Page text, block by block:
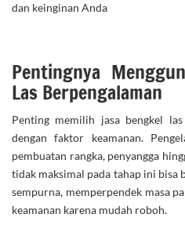
dan keinginan Anda
Pentingnya
Las Berpengalaman
Penting memilih jasa bengkel
dengan faktor keamanan.
pembuatan rangka, penyangga
tidak maksimal pada tahap ini bisa
sempurna, memperpendek masa
keamanan karena mudah roboh.